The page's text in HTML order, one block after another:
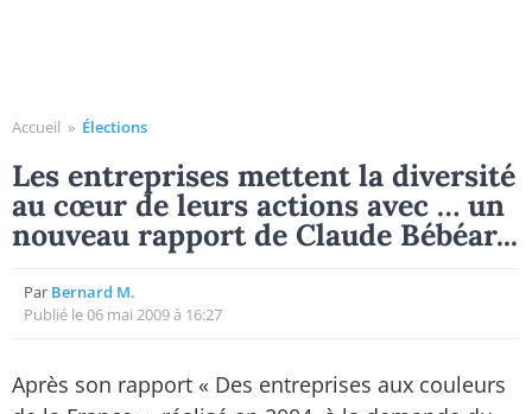
Accueil » Élections
Les entreprises mettent la diversité
au cœur de leurs actions avec … un
nouveau rapport de Claude Bébéar...
Par Bernard M.
Publié le 06 mai 2009 à 16:27
Après son rapport « Des entreprises aux couleurs